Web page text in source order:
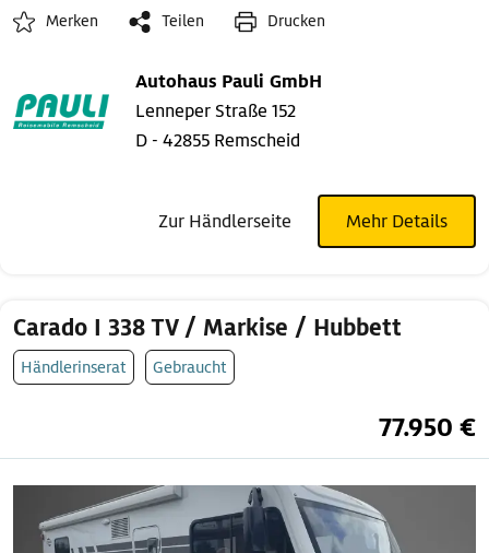
Merken Teilen Drucken
Autohaus Pauli GmbH
Lenneper Straße 152
D - 42855 Remscheid
Zur Händlerseite Mehr Details
Carado I 338 TV / Markise / Hubbett
Händlerinserat Gebraucht
77.950 €